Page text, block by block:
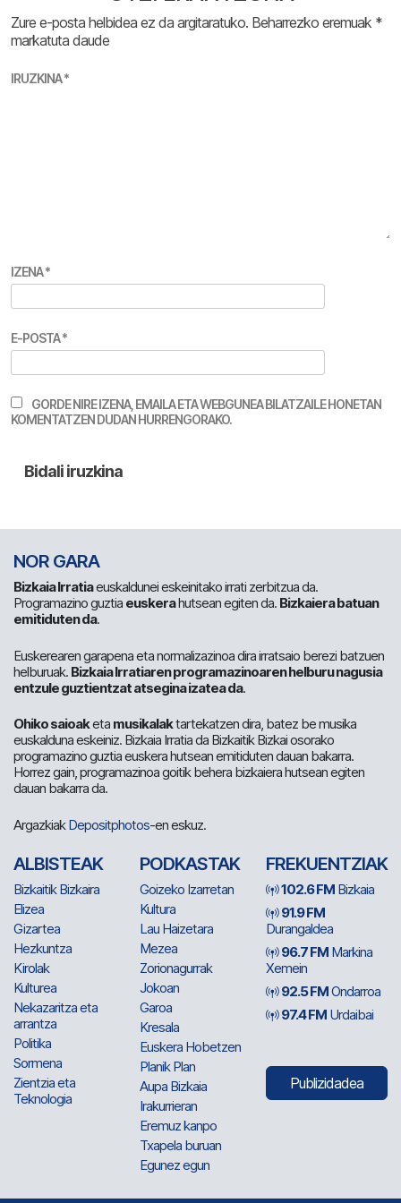
Zure e-posta helbidea ez da argitaratuko. Beharrezko eremuak *
markatuta daude
IRUZKINA*
IZENA*
E-POSTA*
GORDE NIRE IZENA, EMAILA ETA WEBGUNEA BILATZAILE HONETAN
KOMENTATZEN DUDAN HURRENGORAKO.
NOR GARA
Bizkaia Irratiaeuskaldunei eskeinitako irrati zerbitzua da.
Programazino guztia euskerahutsean egiten da. Bizkaiera batuan
emitiduten da.
Euskerearen garapena eta normalizazinoa dira irratsaio berezi batzuen
helburuak. Bizkaia Irratiaren programazinoaren helburu nagusia
entzule guztientzat atsegina izatea da.
Ohiko saioaketa musikalaktartekatzen dira, batez be musika
euskalduna eskeiniz. Bizkaia Irratia da Bizkaitik Bizkai osorako
programazino guztia euskera hutsean emitiduten dauan bakarra.
Horrez gain, programazinoa goitik behera bizkaiera hutsean egiten
dauan bakarra da.
ArgazkiakDepositphotos-en eskuz.
ALBISTEAK
Bizkaitik Bizkaira
Elizea
Gizartea
Hezkuntza
Kirolak
Kulturea
Nekazaritza eta
arrantza
Politika
Sormena
Zientzia eta
Teknologia
PODKASTAK
Goizeko Izarretan
Kultura
Lau Haizetara
Mezea
Zorionagurrak
Jokoan
Garoa
Kresala
Euskera Hobetzen
Planik Plan
Aupa Bizkaia
Irakurrieran
Eremuz kanpo
Txapela buruan
Egunez egun
FREKUENTZIAK
102.6 FM Bizkaia
91.9 FM
Durangaldea
96.7 FM Markina
Xemein
92.5 FMOndarroa
97.4 FM Urdaibai
Publizidadea